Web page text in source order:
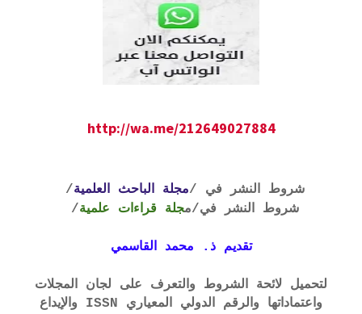
http://wa.me/212649027884
شروط النشر في /مجلة الباحث العلمية/
شروط النشر في/مجلة قراءات علمية/
تقديم ذ. محمد القاسمي
لتحميل لائحة الشروط والتعرف على لجان المجلات
واعتماداتها والرقم الدولي المعياري ISSN والإيداع